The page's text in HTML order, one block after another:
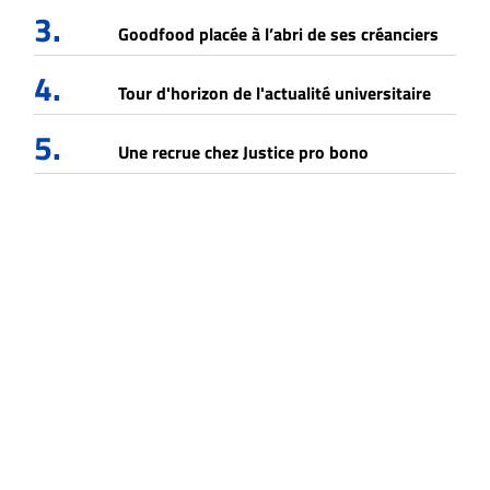
3. Goodfood placée à l’abri de ses créanciers
4. Tour d'horizon de l'actualité universitaire
5. Une recrue chez Justice pro bono